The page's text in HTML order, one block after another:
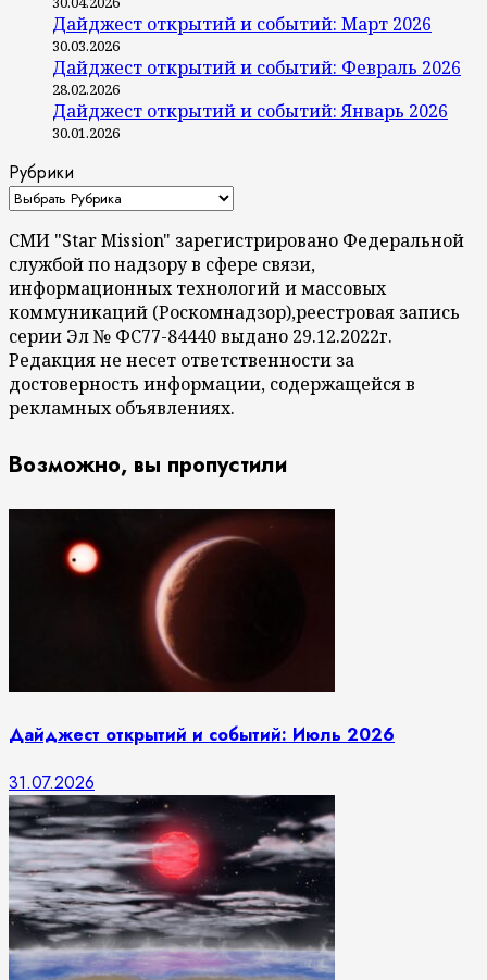
Дайджест открытий и событий: Март 2026
30.03.2026
Дайджест открытий и событий: Февраль 2026
28.02.2026
Дайджест открытий и событий: Январь 2026
30.01.2026
Рубрики
СМИ "Star Mission" зарегистрировано Федеральной
службой по надзору в сфере связи,
информационных технологий и массовых
коммуникаций (Роскомнадзор),реестровая запись
серии Эл № ФС77-84440 выдано 29.12.2022г.
Редакция не несет ответственности за
достоверность информации, содержащейся в
рекламных объявлениях.
Возможно, вы пропустили
Дайджест открытий и событий: Июль 2026
31.07.2026